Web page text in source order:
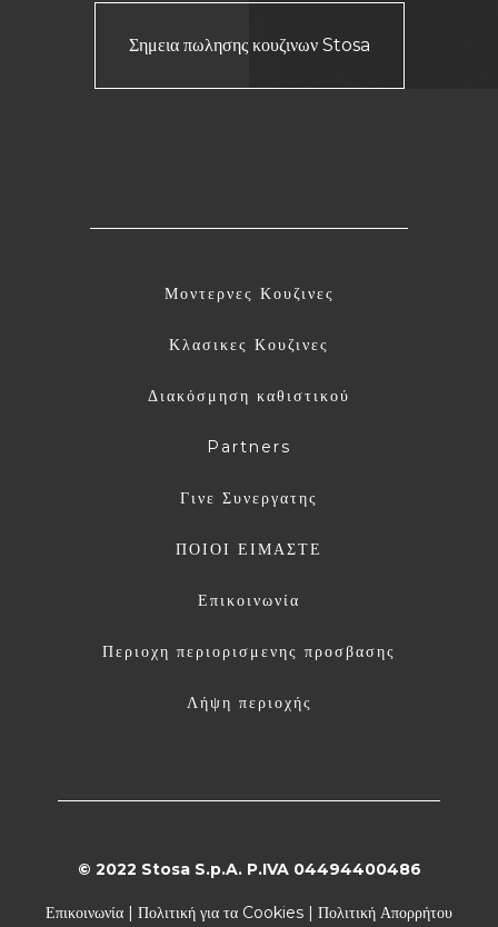
Σημεια πωλησης κουζινων Stosa
Μοντερνες Κουζινες
Κλασικες Κουζινες
Διακόσμηση καθιστικού
Partners
Γινε Συνεργατης
ΠΟΙΟΙ ΕΙΜΑΣΤΕ
Επικοινωνία
Περιοχη περιορισμενης προσβασης
Λήψη περιοχής
© 2022 Stosa S.p.A. P.IVA 04494400486
Επικοινωνία | Πολιτική για τα Cookies | Πολιτική Απορρήτου